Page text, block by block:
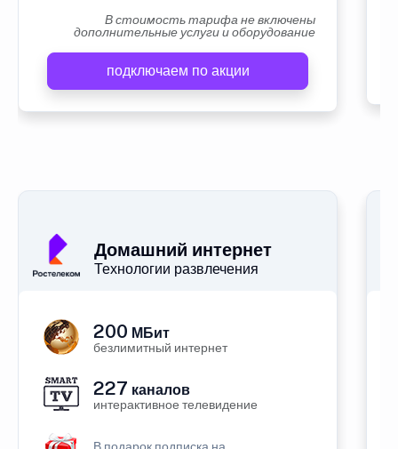
В стоимость тарифа не включены
дополнительные услуги и оборудование
подключаем по акции
Домашний интернет
Технологии развлечения
200 МБит
безлимитный интернет
227 каналов
интерактивное телевидение